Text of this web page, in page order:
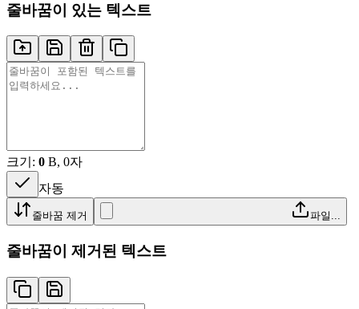
줄바꿈이 있는 텍스트
크기: 0 B, 0자
자동
줄바꿈 제거 파일...
줄바꿈이 제거된 텍스트